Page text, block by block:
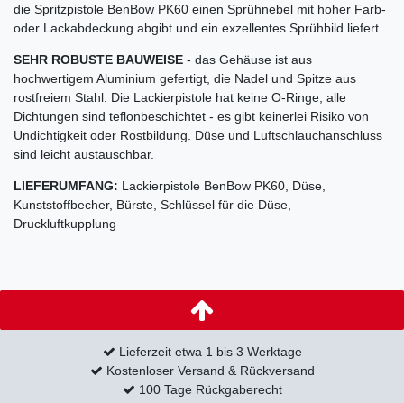
die Spritzpistole BenBow PK60 einen Sprühnebel mit hoher Farb-
oder Lackabdeckung abgibt und ein exzellentes Sprühbild liefert.
SEHR ROBUSTE BAUWEISE - das Gehäuse ist aus
hochwertigem Aluminium gefertigt, die Nadel und Spitze aus
rostfreiem Stahl. Die Lackierpistole hat keine O-Ringe, alle
Dichtungen sind teflonbeschichtet - es gibt keinerlei Risiko von
Undichtigkeit oder Rostbildung. Düse und Luftschlauchanschluss
sind leicht austauschbar.
LIEFERUMFANG: Lackierpistole BenBow PK60, Düse,
Kunststoffbecher, Bürste, Schlüssel für die Düse,
Druckluftkupplung
Lieferzeit etwa 1 bis 3 Werktage
Kostenloser Versand & Rückversand
100 Tage Rückgaberecht